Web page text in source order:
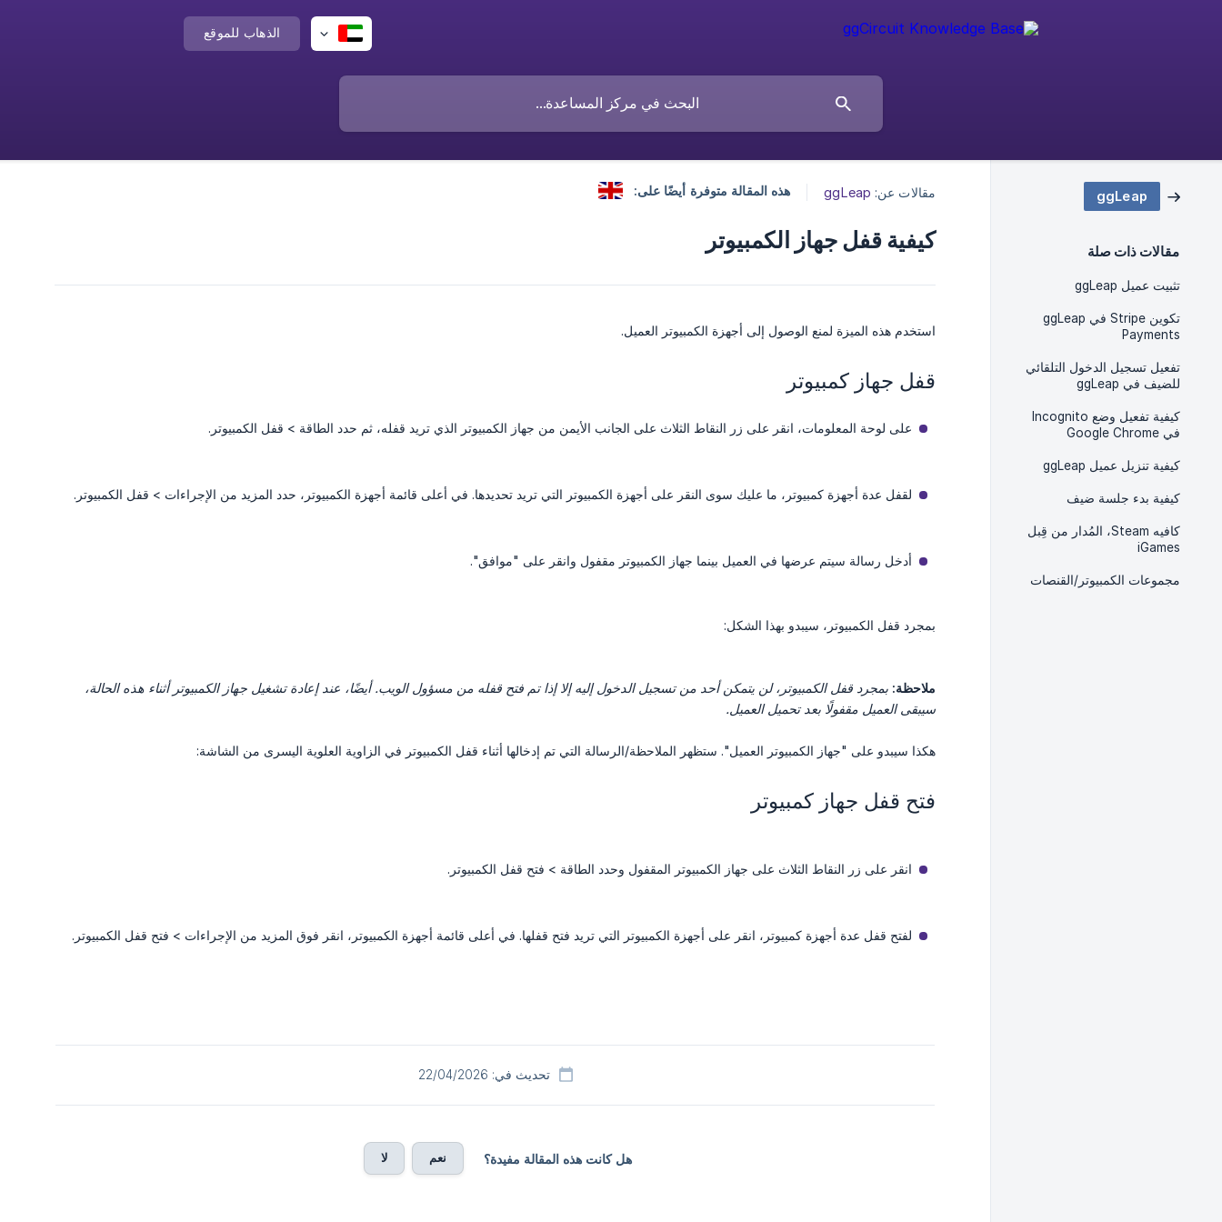
الذهاب للموقع
ggLeap
مقالات ذات صلة
تثبيت عميل ggLeap
تكوين Stripe في ggLeap
Payments
تفعيل تسجيل الدخول التلقائي
للضيف في ggLeap
كيفية تفعيل وضع Incognito
في Google Chrome
كيفية تنزيل عميل ggLeap
كيفية بدء جلسة ضيف
كافيه Steam، المُدار من قِبل
iGames
مجموعات الكمبيوتر/القنصات
مقالات عن: ggLeap هذه المقالة متوفرة أيضًا على:
كيفية قفل جهاز الكمبيوتر
استخدم هذه الميزة لمنع الوصول إلى أجهزة الكمبيوتر العميل.
قفل جهاز كمبيوتر
على لوحة المعلومات، انقر على زر النقاط الثلاث على الجانب الأيمن من جهاز الكمبيوتر الذي تريد قفله، ثم حدد الطاقة > قفل الكمبيوتر.
لقفل عدة أجهزة كمبيوتر، ما عليك سوى النقر على أجهزة الكمبيوتر التي تريد تحديدها. في أعلى قائمة أجهزة الكمبيوتر، حدد المزيد من الإجراءات > قفل الكمبيوتر.
أدخل رسالة سيتم عرضها في العميل بينما جهاز الكمبيوتر مقفول وانقر على "موافق".
بمجرد قفل الكمبيوتر، سيبدو بهذا الشكل:
ملاحظة:
سيبقى العميل مقفولًا بعد تحميل العميل.
هكذا سيبدو على "جهاز الكمبيوتر العميل". ستظهر الملاحظة/الرسالة التي تم إدخالها أثناء قفل الكمبيوتر في الزاوية العلوية اليسرى من الشاشة:
فتح قفل جهاز كمبيوتر
انقر على زر النقاط الثلاث على جهاز الكمبيوتر المقفول وحدد الطاقة > فتح قفل الكمبيوتر.
لفتح قفل عدة أجهزة كمبيوتر، انقر على أجهزة الكمبيوتر التي تريد فتح قفلها. في أعلى قائمة أجهزة الكمبيوتر، انقر فوق المزيد من الإجراءات > فتح قفل الكمبيوتر.
تحديث في: 22/04/2026
هل كانت هذه المقالة مفيدة؟ نعم لا